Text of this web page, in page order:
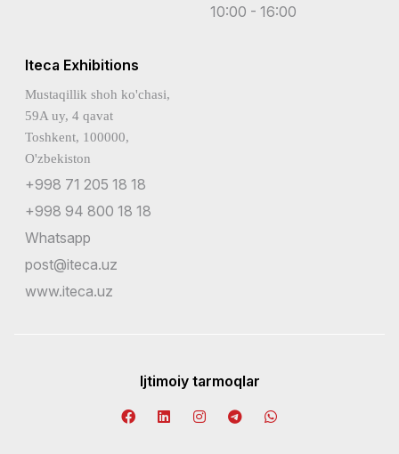
10:00 - 16:00
Iteca Exhibitions
Mustaqillik shoh ko'chasi,
59A uy, 4 qavat
Toshkent, 100000,
O'zbekiston
+998 71 205 18 18
+998 94 800 18 18
Whatsapp
post@iteca.uz
www.iteca.uz
Ijtimoiy tarmoqlar